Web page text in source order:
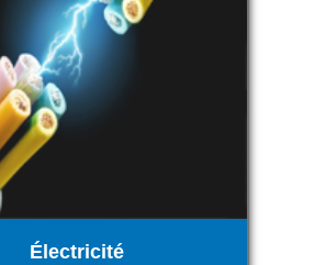
Électricité